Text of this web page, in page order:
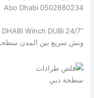
Abo Dhabi 0502880234
ونش سريع بين المدن
سطحة دبي